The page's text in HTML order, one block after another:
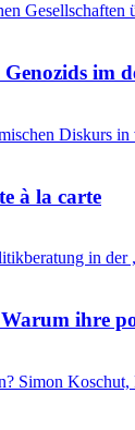
im
Diskurs
à la carte
in
ihre
Simon